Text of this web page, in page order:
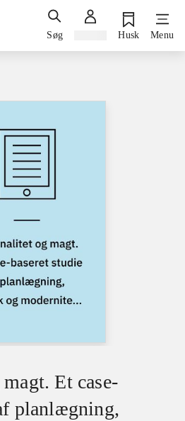
Søg Husk Menu
Et case-
planlægning,